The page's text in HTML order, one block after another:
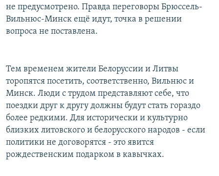
не предусмотрено. Правда переговоры Брюссель-
Вильнюс-Минск ещё идут, точка в решении
вопроса не поставлена.
Тем временем жители Белоруссии и Литвы
торопятся посетить, соответственно, Вильнюс и
Минск. Люди с трудом представляют себе, что
поездки друг к другу должны будут стать гораздо
более редкими. Для исторически и культурно
близких литовского и белорусского народов - если
политики не договорятся - это явится
рождественским подарком в кавычках.